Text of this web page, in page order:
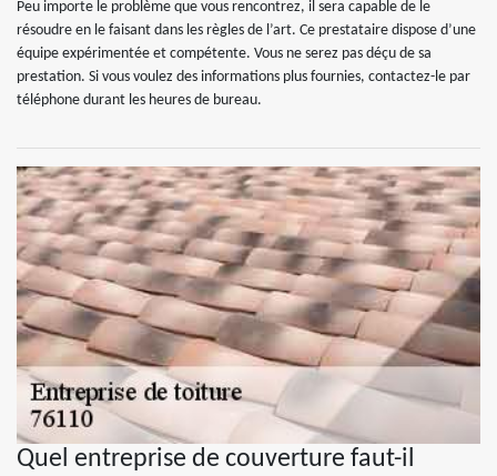
Peu importe le problème que vous rencontrez, il sera capable de le
résoudre en le faisant dans les règles de l’art. Ce prestataire dispose d’une
équipe expérimentée et compétente. Vous ne serez pas déçu de sa
prestation. Si vous voulez des informations plus fournies, contactez-le par
téléphone durant les heures de bureau.
Quel entreprise de couverture faut-il